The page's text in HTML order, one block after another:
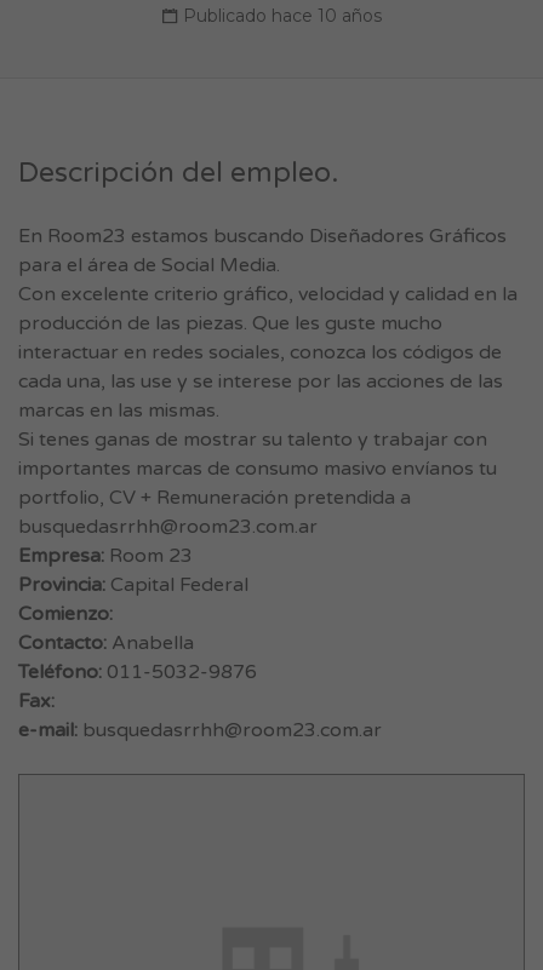
Publicado hace 10 años
Descripción del empleo.
En Room23 estamos buscando Diseñadores Gráficos
para el área de Social Media.
Con excelente criterio gráfico, velocidad y calidad en la
producción de las piezas. Que les guste mucho
interactuar en redes sociales, conozca los códigos de
cada una, las use y se interese por las acciones de las
marcas en las mismas.
Si tenes ganas de mostrar su talento y trabajar con
importantes marcas de consumo masivo envíanos tu
portfolio, CV + Remuneración pretendida a
busquedasrrhh@room23.com.ar
Empresa: Room 23
Provincia: Capital Federal
Comienzo:
Contacto: Anabella
Teléfono: 011-5032-9876
Fax:
e-mail: busquedasrrhh@room23.com.ar